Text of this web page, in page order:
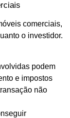
comerciais,
o investidor.
podem
e impostos
não